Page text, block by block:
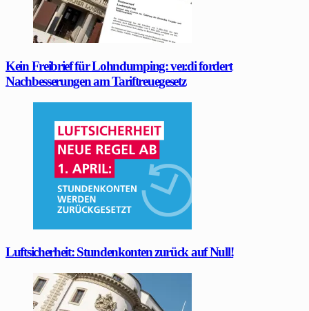
Kein Freibrief für Lohndumping: ver.di fordert
Nachbesserungen am Tariftreuegesetz
Luftsicherheit: Stundenkonten zurück auf Null!